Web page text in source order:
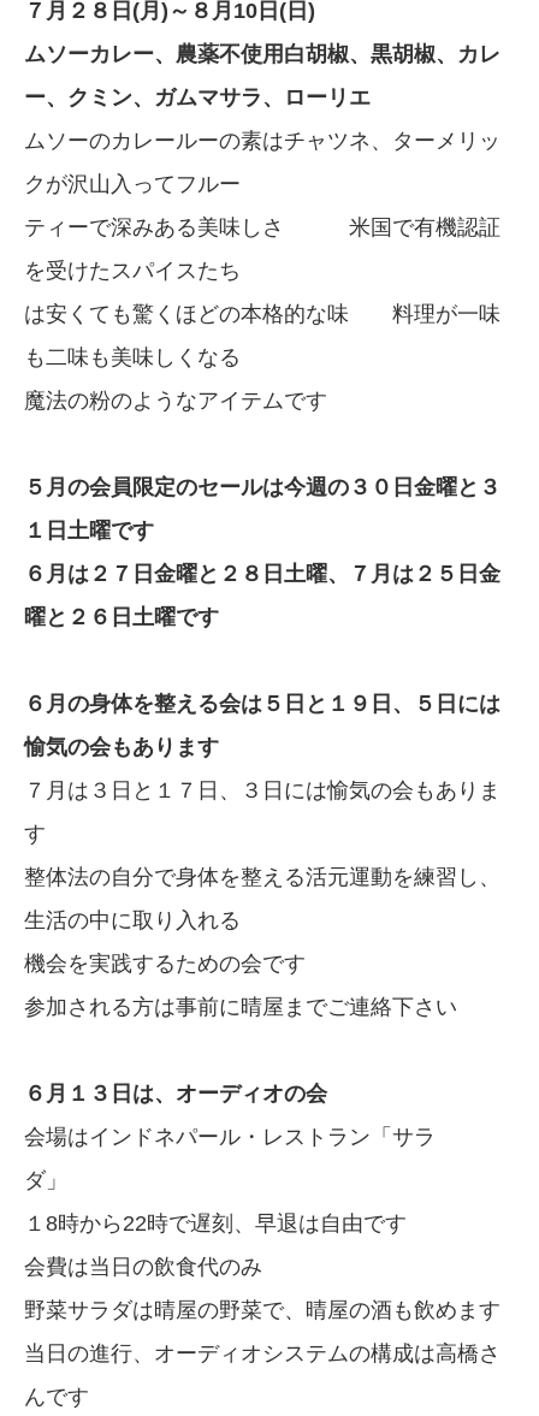
７月２８日(月)～８月10日(日)
ムソーカレー、農薬不使用白胡椒、黒胡椒、カレ
ー、クミン、ガムマサラ、ローリエ
ムソーのカレールーの素はチャツネ、ターメリッ
クが沢山入ってフルー
ティーで深みある美味しさ 米国で有機認証
を受けたスパイスたち
は安くても驚くほどの本格的な味 料理が一味
も二味も美味しくなる
魔法の粉のようなアイテムです
５月の会員限定のセールは今週の３０日金曜と３
１日土曜です
６月は２７日金曜と２８日土曜、７月は２５日金
曜と２６日土曜です
６月の身体を整える会は５日と１９日、５日には
愉気の会もあります
７月は３日と１７日、３日には愉気の会もありま
す
整体法の自分で身体を整える活元運動を練習し、
生活の中に取り入れる
機会を実践するための会です
参加される方は事前に晴屋までご連絡下さい
６月１３日は、オーディオの会
会場はインドネパール・レストラン「サラ
ダ」
１8時から22時で遅刻、早退は自由です
会費は当日の飲食代のみ
野菜サラダは晴屋の野菜で、晴屋の酒も飲めます
当日の進行、オーディオシステムの構成は高橋さ
んです